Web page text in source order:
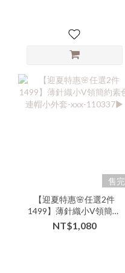
售完
【迎夏特惠🌸任選2件
1499】薄針織小V領簡約
素色連帽小外套-xxx-
110337▶
NT$1,080